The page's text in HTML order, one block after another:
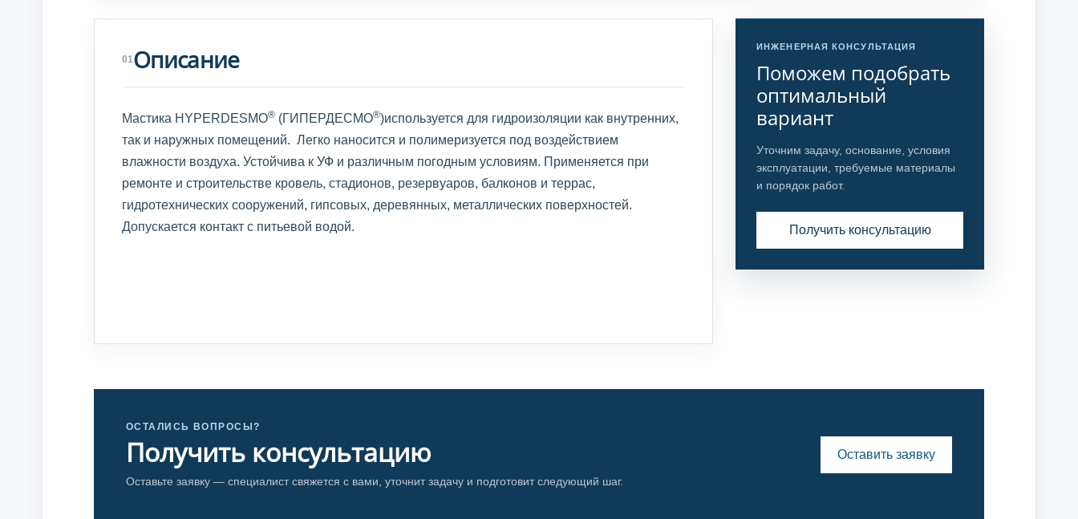
01Описание
Мастика HYPERDESMO® (ГИПЕРДЕСМО®)используется для гидроизоляции как внутренних,
так и наружных помещений. Легко наносится и полимеризуется под воздействием
влажности воздуха. Устойчива к УФ и различным погодным условиям. Применяется при
ремонте и строительстве кровель, стадионов, резервуаров, балконов и террас,
гидротехнических сооружений, гипсовых, деревянных, металлических поверхностей.
Допускается контакт с питьевой водой.
ИНЖЕНЕРНАЯ КОНСУЛЬТАЦИЯ
Поможем подобрать
оптимальный
вариант
Уточним задачу, основание, условия
эксплуатации, требуемые материалы
и порядок работ.
Получить консультацию
ОСТАЛИСЬ ВОПРОСЫ?
Получить консультацию
Оставьте заявку — специалист свяжется с вами, уточнит задачу и подготовит следующий шаг.
Оставить заявку